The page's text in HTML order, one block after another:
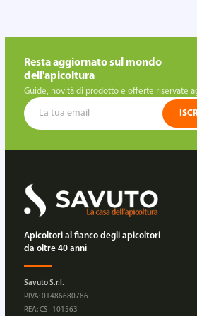
Resta aggiornato sul mondo
dell'apicoltura
Guide, novità di prodotto e offerte riservate
Apicoltori al fianco degli apicoltori
da oltre 40 anni
Savuto S.r.l.
P.IVA: 01486680786
REA: CS - 101563